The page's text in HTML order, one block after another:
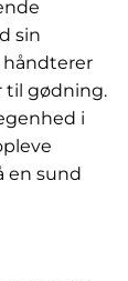
sin
håndterer
til gødning.
i
en sund